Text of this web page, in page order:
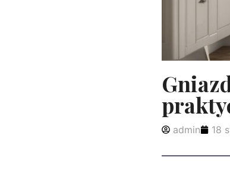
admin 18